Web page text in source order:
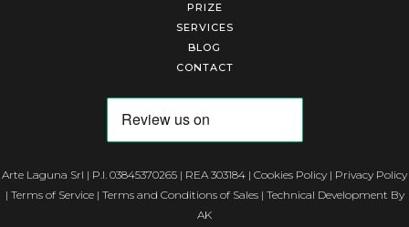
PRIZE
SERVICES
BLOG
CONTACT
Arte Laguna Srl | P.I. 03845370265 | REA 303184 | Cookies Policy | Privacy Policy
| Terms of Service| Terms and Conditions of Sales| Technical Development By
AK